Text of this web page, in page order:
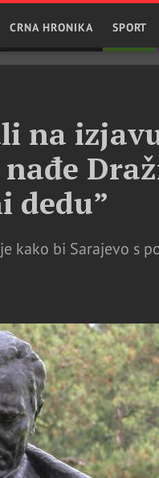
CRNA HRONIKA SPORT
na
nađe
dedu”
kako bi Sarajevo s